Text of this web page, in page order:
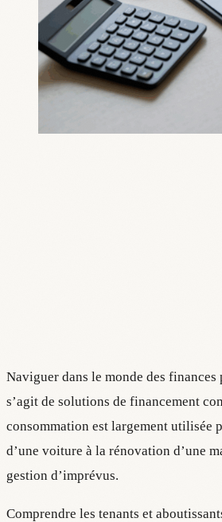
Naviguer dans le monde des
s’agit de solutions de financement
consommation est largement utilisée
d’une voiture à la rénovation d’une
gestion d’imprévus.
Comprendre les tenants et